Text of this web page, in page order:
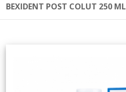
BEXIDENT POST COLUT 250 ML